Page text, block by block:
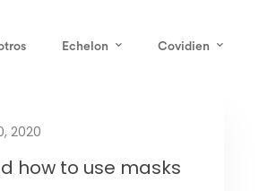
Echelon Covidien
2020
how to use masks